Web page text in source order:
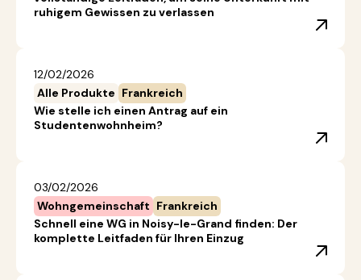
ruhigem Gewissen zu verlassen
12/02/2026
Alle Produkte Frankreich
Wie stelle ich einen Antrag auf ein
Studentenwohnheim?
03/02/2026
Wohngemeinschaft Frankreich
Schnell eine WG in Noisy-le-Grand finden: Der
komplette Leitfaden für Ihren Einzug